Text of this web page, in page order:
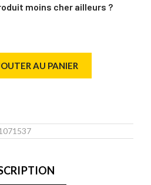
moins cher ailleurs ?
AU PANIER